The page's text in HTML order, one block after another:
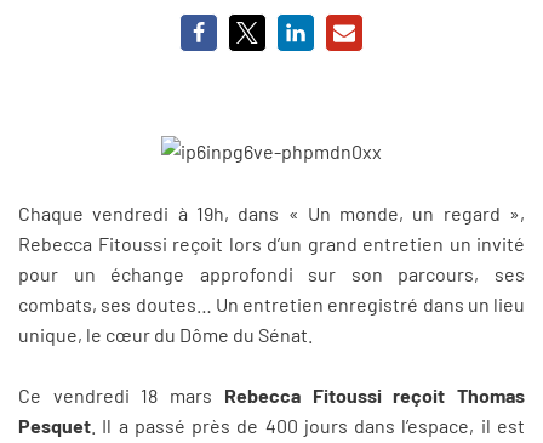
Chaque vendredi à 19h, dans « Un monde, un regard »,
Rebecca Fitoussi reçoit lors d’un grand entretien un invité
pour un échange approfondi sur son parcours, ses
combats, ses doutes… Un entretien enregistré dans un lieu
unique, le cœur du Dôme du Sénat.
Ce vendredi 18 mars Rebecca Fitoussi reçoit Thomas
Pesquet . Il a passé près de 400 jours dans l’espace, il est